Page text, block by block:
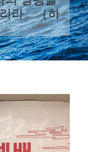
리라 （하